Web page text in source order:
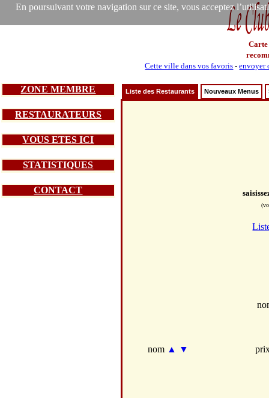
En poursuivant votre navigation sur ce site, vous acceptez
Carte
Cette ville dans vos favoris -envoyer
ZONE MEMBRE
RESTAURATEURS
VOUS ETES ICI
STATISTIQUES
CONTACT
Liste des Restaurants Nouveaux Menus
nom ▲ ▼